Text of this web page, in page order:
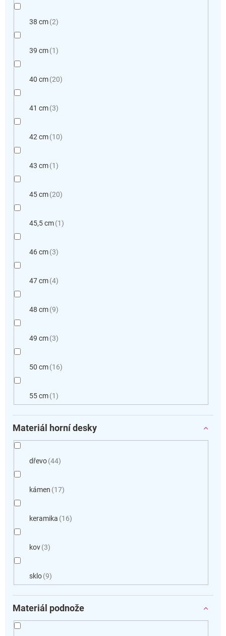
38 cm 2
39 cm 1
40 cm 20
41 cm 3
42 cm 10
43 cm 1
45 cm 20
45,5 cm 1
46 cm 3
47 cm 4
48 cm 9
49 cm 3
50 cm 16
55 cm 1
Materiál horní desky
dřevo 44
kámen 17
keramika 16
kov 3
sklo 9
Materiál podnože